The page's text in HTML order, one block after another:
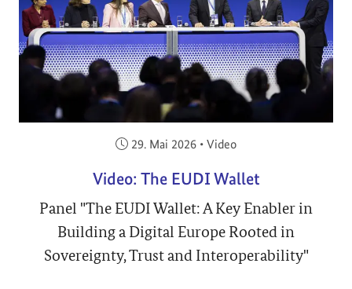
Veröffentlicht am:
29. Mai 2026 • Video
Video: The EUDI Wallet
Panel "The EUDI Wallet: A Key Enabler in
Building a Digital Europe Rooted in
Sovereignty, Trust and Interoperability"